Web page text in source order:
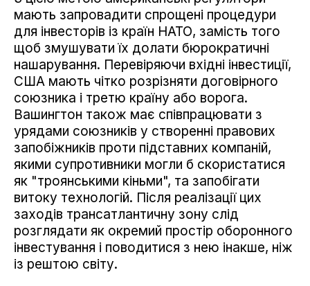
мають запровадити спрощені процедури
для інвесторів із країн НАТО, замість того
щоб змушувати їх долати бюрократичні
нашарування. Перевіряючи вхідні інвестиції,
США мають чітко розрізняти договірного
союзника і третю країну або ворога.
Вашингтон також має співпрацювати з
урядами союзників у створенні правових
запобіжників проти підставних компаній,
якими супротивники могли б скористатися
як "троянськими кіньми", та запобігати
витоку технологій. Після реалізації цих
заходів трансатлантичну зону слід
розглядати як окремий простір оборонного
інвестування і поводитися з нею інакше, ніж
із рештою світу.